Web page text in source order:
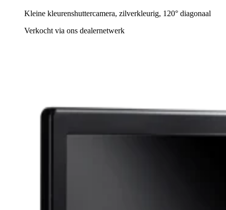
Kleine kleurenshuttercamera, zilverkleurig, 120° diagonaal
Verkocht via ons dealernetwerk